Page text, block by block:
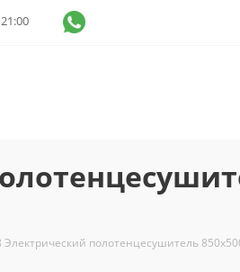
Электрический полотенцесушитель